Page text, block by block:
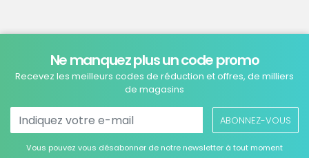
Ne manquez plus un code promo
Recevez les meilleurs codes de réduction et offres, de milliers
de magasins
ABONNEZ-VOUS
Vous pouvez vous désabonner de notre newsletter à tout moment